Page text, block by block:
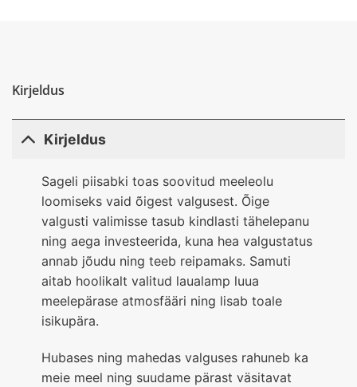
Kirjeldus
Kirjeldus
Sageli piisabki toas soovitud meeleolu
loomiseks vaid õigest valgusest. Õige
valgusti valimisse tasub kindlasti tähelepanu
ning aega investeerida, kuna hea valgustatus
annab jõudu ning teeb reipamaks. Samuti
aitab hoolikalt valitud laualamp luua
meelepärase atmosfääri ning lisab toale
isikupära.
Hubases ning mahedas valguses rahuneb ka
meie meel ning suudame pärast väsitavat